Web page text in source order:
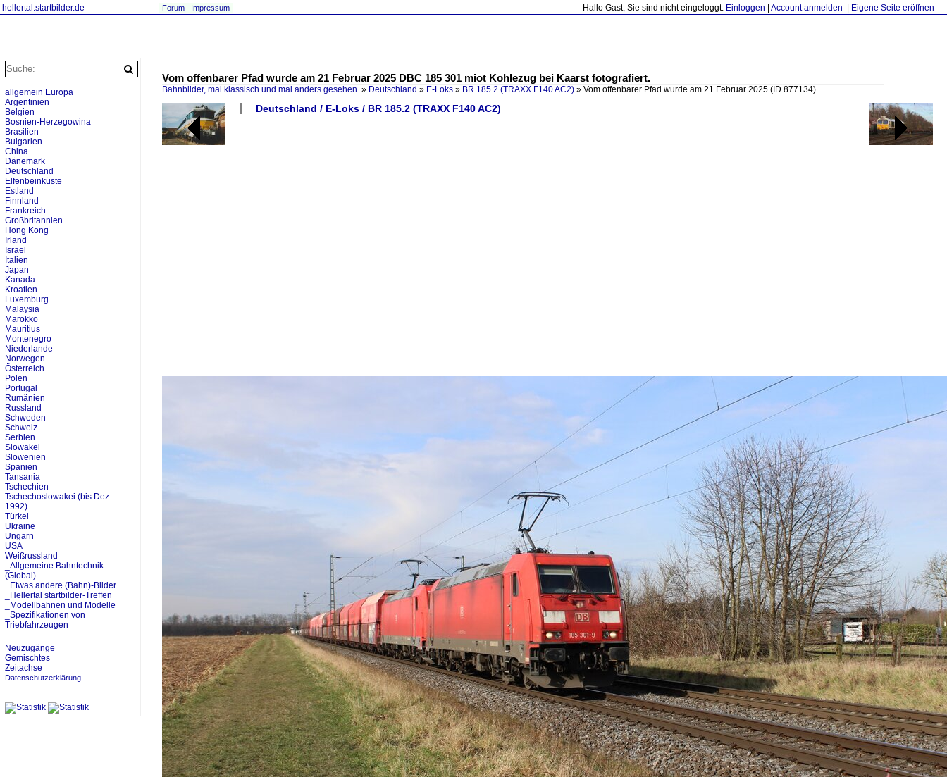
hellertal.startbilder.de Hallo Gast, Sie sind nicht eingeloggt. Einloggen Account anmelden Eigene Seite eröffnen
Forum Impressum
Vom offenbarer Pfad wurde am 21 Februar 2025 DBC 185 301 miot Kohlezug bei Kaarst fotografiert.
Bahnbilder, mal klassisch und mal anders gesehen. » Deutschland » E-Loks » BR 185.2 (TRAXX F140 AC2) » Vom offenbarer Pfad wurde am 21 Februar 2025 (ID 877134)
Deutschland / E-Loks / BR 185.2 (TRAXX F140 AC2)
allgemein Europa
Argentinien
Belgien
Bosnien-Herzegowina
Brasilien
Bulgarien
China
Dänemark
Deutschland
Elfenbeinküste
Estland
Finnland
Frankreich
Großbritannien
Hong Kong
Irland
Israel
Italien
Japan
Kanada
Kroatien
Luxemburg
Malaysia
Marokko
Mauritius
Montenegro
Niederlande
Norwegen
Österreich
Polen
Portugal
Rumänien
Russland
Schweden
Schweiz
Serbien
Slowakei
Slowenien
Spanien
Tansania
Tschechien
Tschechoslowakei (bis Dez.
1992)
Türkei
Ukraine
Ungarn
USA
Weißrussland
_Allgemeine Bahntechnik
(Global)
_Etwas andere (Bahn)-Bilder
_Hellertal startbilder-Treffen
_Modellbahnen und Modelle
_Spezifikationen von
Triebfahrzeugen
Neuzugänge
Gemischtes
Zeitachse
Datenschutzerklärung